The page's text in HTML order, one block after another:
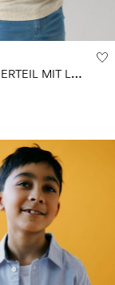
B
ASIC OBERTEIL MIT LANGEN ÄRMELN